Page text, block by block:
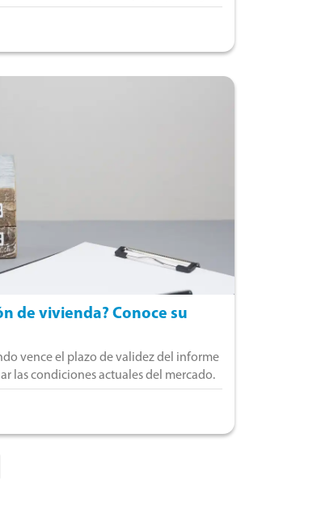
ayuda a
de vivienda? Conoce su
vence el plazo de validez del informe
las condiciones actuales del mercado.